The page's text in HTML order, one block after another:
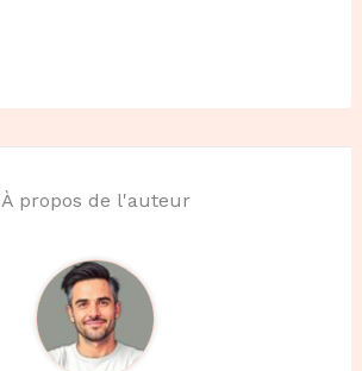
À propos de l'auteur